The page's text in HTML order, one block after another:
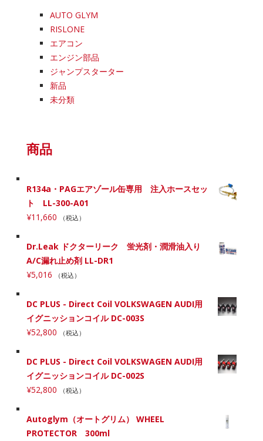
AUTO GLYM
RISLONE
エアコン
エンジン部品
ジャンプスターター
新品
未分類
商品
R134a・PAGエアゾール缶専用 注入ホースセッ
ト LL-300-A01
¥11,660 （税込）
Dr.Leak ドクターリーク 蛍光剤・潤滑油入り
A/C漏れ止め剤 LL-DR1
¥5,016 （税込）
DC PLUS - Direct Coil VOLKSWAGEN AUDI用
イグニッションコイル DC-003S
¥52,800 （税込）
DC PLUS - Direct Coil VOLKSWAGEN AUDI用
イグニッションコイル DC-002S
¥52,800 （税込）
Autoglym（オートグリム） WHEEL
PROTECTOR 300ml